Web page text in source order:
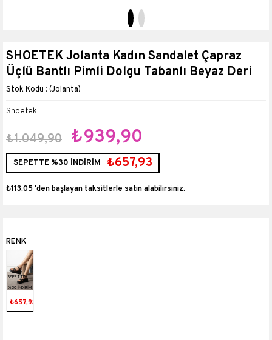
SHOETEK Jolanta Kadın Sandalet Çapraz
Üçlü Bantlı Pimli Dolgu Tabanlı Beyaz Deri
(Jolanta)
Shoetek
₺1.049,90 ₺939,90
SEPETTE %30 İNDİRİM ₺657,93
₺113,05'den başlayan taksitlerle
SEPETTE
%30 İNDİRİM
₺657,93